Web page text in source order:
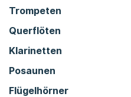
Trompeten
Querflöten
Klarinetten
Posaunen
Flügelhörner